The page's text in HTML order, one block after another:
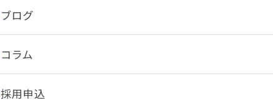
ブログ
コラム
採用申込